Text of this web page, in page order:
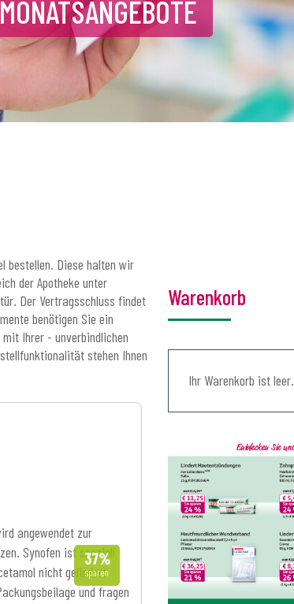
bestellen. Diese halten wir
der Apotheke unter
Der Vertragsschluss findet
benötigen Sie ein
Ihrer - unverbindlichen
stehen Ihnen
37%
sparen
angewendet zur
Synofen ist speziell
nicht gelindert
und fragen
Warenkorb
Ihr Warenkorb ist leer.